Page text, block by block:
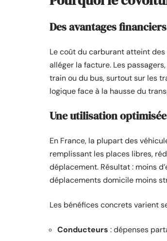
Des avantages
Le coût du carburant atteint des
alléger la facture. Les
train ou du bus, surtout sur les
logique face à la hausse du
Une utilisation
En France, la plupart des
remplissant les places libres,
déplacement. Résultat : moins
déplacements domicile moins
Les bénéfices concrets varient
Conducteurs : dépenses